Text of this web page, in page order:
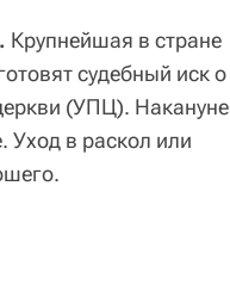
Крупнейшая в стране
судебный иск о
(УПЦ). Накануне
Уход в раскол или